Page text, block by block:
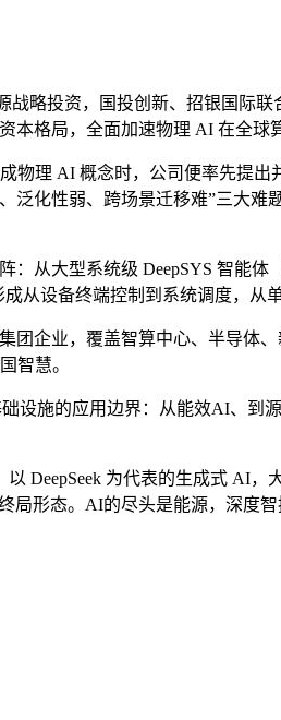
略投资，国投创新、招银国际
格局，全面加速物理 AI 在全球
物理 AI 概念时，公司便率先提
化性弱、跨场景迁移难”三大
从大型系统级 DeepSYS 智能
从设备终端控制到系统调度，从
企业，覆盖智算中心、半导体
智慧。
设施的应用边界：从能效AI、到
DeepSeek 为代表的生成式 AI
形态。AI的尽头是能源，深度